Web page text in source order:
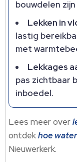
bouwdelen
Lekken in
lastig
met
Lekkages
pas zichtbaar
inboedel.​
Lees meer over
ontdekhoe
Nieuwerkerk.​